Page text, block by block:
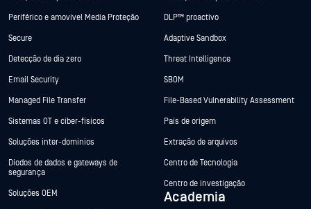
Periférico e amovível Media Proteção
Secure
Detecção de dia zero
Email Security
Managed File Transfer
Sistemas OT e ciber-físicos
Soluções inter-domínios
Diodos de dados e gateways de
segurança
Soluções OEM
DLP™ proactivo
Adaptive Sandbox
Threat Intelligence
SBOM
File-Based Vulnerability Assessment
País de origem
Extração de arquivos
Centro de Tecnologia
Centro de investigação
Academia